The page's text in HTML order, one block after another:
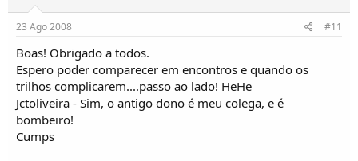
23 Ago 2008 #11
Boas! Obrigado a todos.
Espero poder comparecer em encontros e quando os
trilhos complicarem....passo ao lado! HeHe
Jctoliveira - Sim, o antigo dono é meu colega, e é
bombeiro!
Cumps